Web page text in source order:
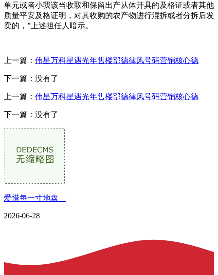
单元或者小我该当收取和保留出产从体开具的及格证或者其他
质量平安及格证明，对其收购的农产物进行混拆或者分拆后发
卖的，”上述担任人暗示。
上一篇： 伟星万科星遇光年售楼部德律风号码营销核心德
下一篇：没有了
上一篇： 伟星万科星遇光年售楼部德律风号码营销核心德
下一篇：没有了
爱惜每一寸地盘—
2026-06-28